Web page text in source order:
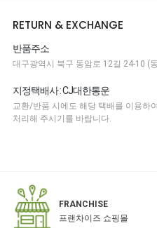
RETURN & EXCHANGE
반품주소
대구광역시 북구 동암로 12길 24-10 (
지정택배사 : CJ대한통운
교환/반품 시에도 해당 택배를 이용하여
처리해 주시기를 바랍니다.
FRANCHISE
프랜차이즈 쇼핑몰